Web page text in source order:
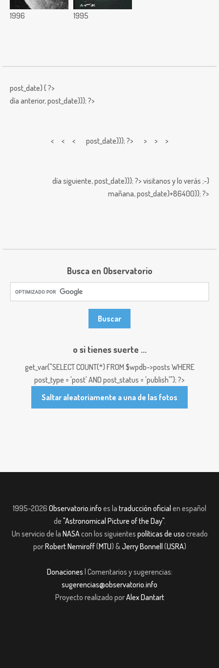
1996 1995
post_date) { ?>
día anterior,post_date))); ?>
< < < post_date))); ?> > > >
día siguiente,post_date))); ?> visitanos y lo verás ;-)
mañana,post_date)+86400)); ?>
Busca en Observatorio
o si tienes suerte ...
get_var("SELECT COUNT(*) FROM $wpdb->posts WHERE
post_type = 'post' AND post_status = 'publish'"); ?>
Saltar aleatoriamente a una de las fotos
1995-2026 Observatorio.info es la traducción oficial en español
de "Astronomical Picture of the Day".
Un servicio de la NASAcon los siguientes políticas de uso creado
porRobert Nemiroff(MTU) &Jerry Bonnell (USRA)
Donaciones | Comentarios y sugerencias:
sugerencias@observatorio.info
Proyecto realizado porAlex Dantart